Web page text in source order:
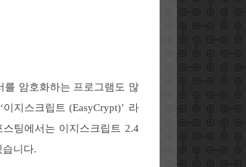
암호화하는 프로그램도 많
지스크립트 (EasyCrypt)’ 라
팅에서는 이지스크립트 2.4
니다.